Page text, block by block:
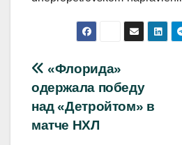
Навигация
по
записям
«Флорида»
одержала победу
над «Детройтом» в
матче НХЛ